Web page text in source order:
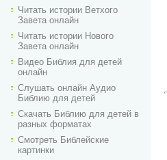
Читать истории Ветхого
Завета онлайн
Читать истории Нового
Завета онлайн
Видео Библия для детей
онлайн
Слушать онлайн Аудио
Библию для детей
Скачать Библию для детей в
разных форматах
Смотреть Библейские
картинки